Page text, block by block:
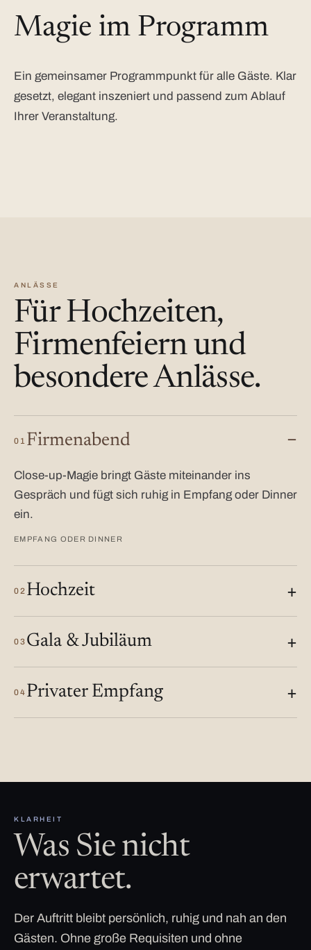
Magie im Programm
Ein gemeinsamer Programmpunkt für alle Gäste. Klar
gesetzt, elegant inszeniert und passend zum Ablauf
Ihrer Veranstaltung.
ANLÄSSE
Für Hochzeiten,
Firmenfeiern und
besondere Anlässe.
01 Firmenabend
Close-up-Magie bringt Gäste miteinander ins
Gespräch und fügt sich ruhig in Empfang oder Dinner
ein.
EMPFANG ODER DINNER
02 Hochzeit
03 Gala & Jubiläum
04 Privater Empfang
KLARHEIT
Was Sie nicht
erwartet.
Der Auftritt bleibt persönlich, ruhig und nah an den
Gästen. Ohne große Requisiten und ohne